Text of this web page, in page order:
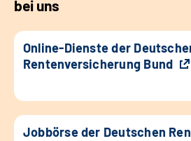
bei uns
Online-Dienste der
Rentenversicherung Bund
Jobbörse der Deutschen